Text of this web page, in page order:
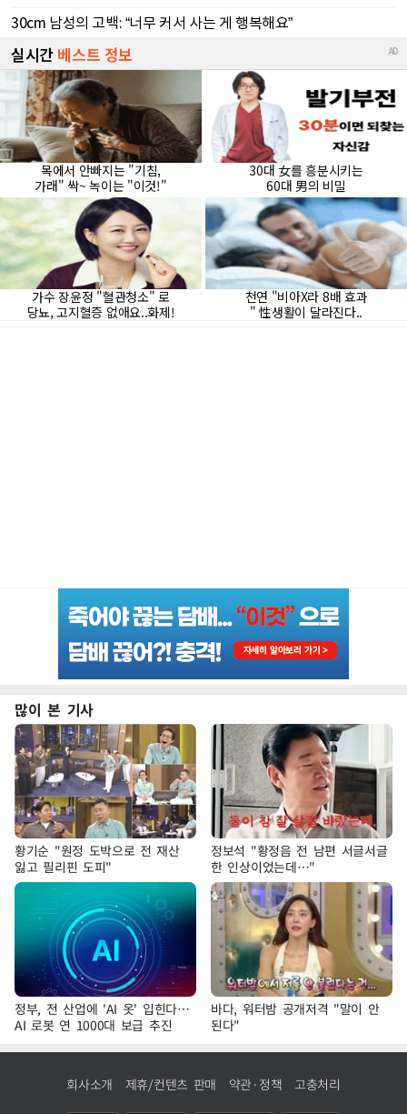
많이 본 기사
황기순 "원정 도박으로 전 재산
잃고 필리핀 도피"
정보석 "황정음 전 남편 서글서글
한 인상이었는데…"
정부, 전 산업에 'AI 옷' 입힌다…
AI 로봇 연 1000대 보급 추진
바다, 워터밤 공개저격 "말이 안
된다"
회사소개 제휴/컨텐츠 판매 약관·정책 고충처리